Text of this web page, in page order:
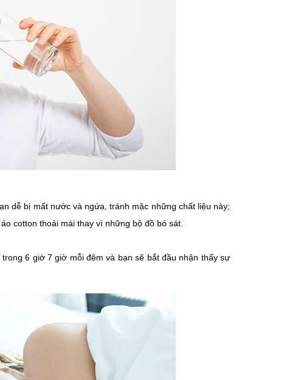
dễ bị mất nước và ngứa, tránh mặc những chất liệu này;
cotton thoải mái thay vì những bộ đồ bó sát.
6 giờ 7 giờ mỗi đêm và bạn sẽ bắt đầu nhận thấy sự